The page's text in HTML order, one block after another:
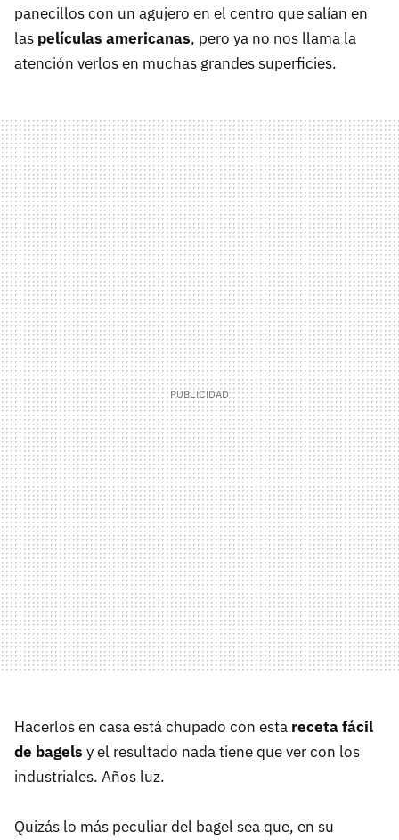
panecillos con un agujero en el centro que salían en
las películas americanas, pero ya no nos llama la
atención verlos en muchas grandes superficies.
Hacerlos en casa está chupado con esta receta fácil
de bagels y el resultado nada tiene que ver con los
industriales. Años luz.
Quizás lo más peculiar del bagel sea que, en su